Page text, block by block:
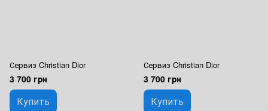
Сервиз Christian Dior
3 700 грн
Купить
Сервиз Christian Dior
3 700 грн
Купить